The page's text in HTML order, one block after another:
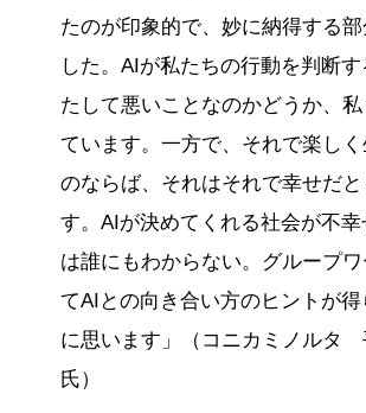
たのが印象的で、妙に納得する部
した。AIが私たちの行動を判断
たして悪いことなのかどうか、私
ています。一方で、それで楽し
のならば、それはそれで幸せだと
す。AIが決めてくれる社会が不
は誰にもわからない。グループ
てAIとの向き合い方のヒントが得
に思います」（コニカミノルタ
氏）